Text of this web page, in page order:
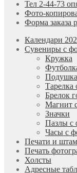
Тел 2-44-73
Фото-
Форма заказа
Календари
Сувениры с
Кружка
Подушка
Тарелка
Брелок
Магнит
Значки
Пазлы с
Часы с
Печати и
Печать
Холсты
Адресные